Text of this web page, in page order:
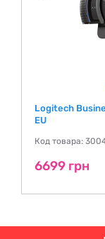
Logitech
EU
Код товара:
6699 грн